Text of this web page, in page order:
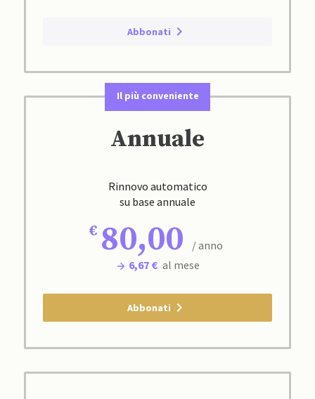
Abbonati
Il più conveniente
Annuale
Rinnovo automatico
su base annuale
80,00
/ anno
6,67 € al mese
Abbonati